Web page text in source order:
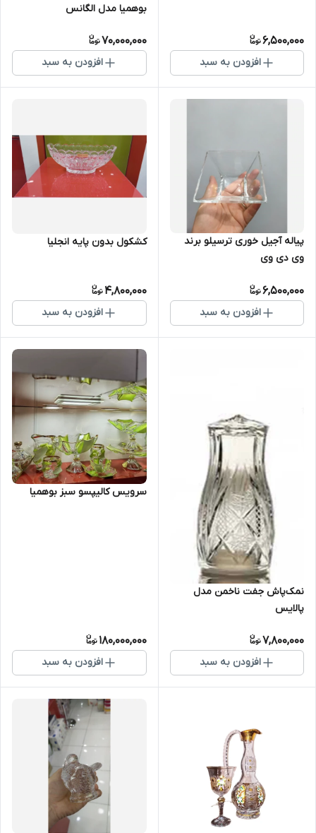
6,500,000
افزودن به سبد
بوهمیا مدل الگانس
70,000,000
افزودن به سبد
پیاله آجیل خوری ترسیلو برند
وی دی وی
6,500,000
افزودن به سبد
کشکول بدون پایه انجلیا
4,800,000
افزودن به سبد
نمک‌پاش جفت ناخمن مدل
پالایس
7,800,000
افزودن به سبد
سرویس کالیپسو سبز بوهمیا
180,000,000
افزودن به سبد